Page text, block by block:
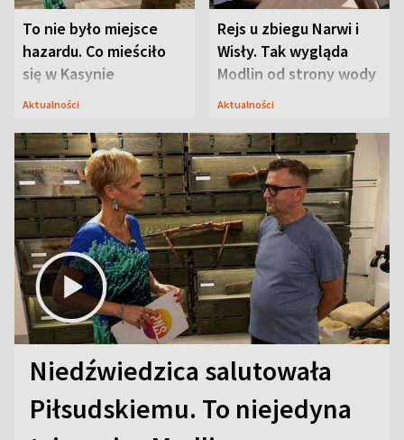
To nie było miejsce
hazardu. Co mieściło
się w Kasynie
Oficerskim?
Aktualności
Rejs u zbiegu Narwi i
Wisły. Tak wygląda
Modlin od strony wody
Aktualności
Niedźwiedzica salutowała
Piłsudskiemu. To niejedyna